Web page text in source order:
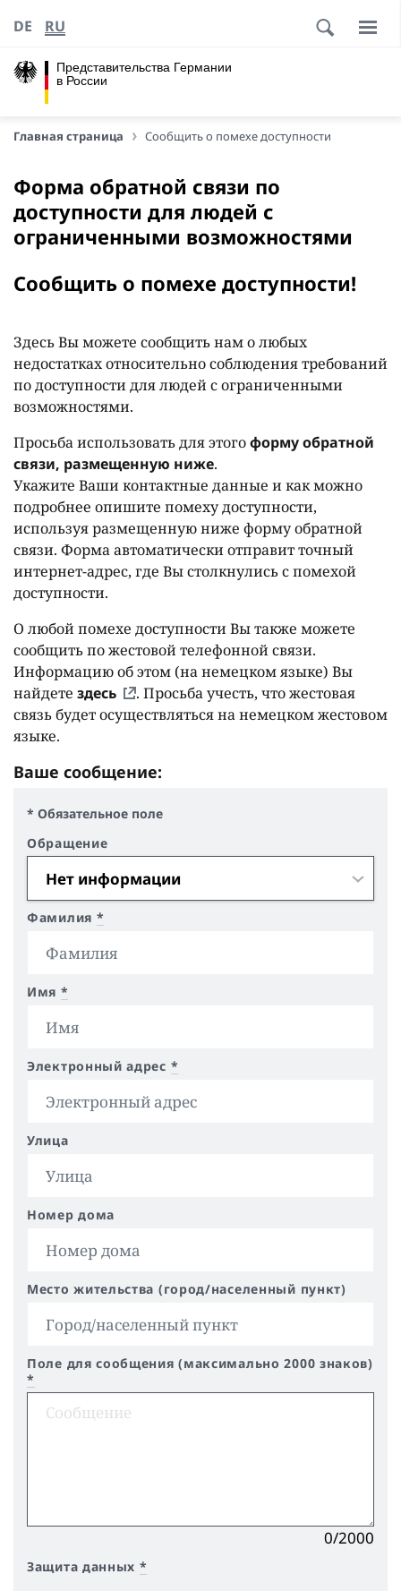
Представительства Германии
в России
DE RU
Главная страница Сообщить о помехе доступности
Форма обратной связи по
доступности для людей с
ограниченными возможностями
Сообщить о помехе доступности!
Здесь Вы можете сообщить нам о любых
недостатках относительно соблюдения требований
по доступности для людей с ограниченными
возможностями.
Просьба использовать для этогоформу обратной
связи, размещенную ниже.
Укажите Ваши контактные данные и как можно
подробнее опишите помеху доступности,
используя размещенную ниже форму обратной
связи. Форма автоматически отправит точный
интернет-адрес, где Вы столкнулись с помехой
доступности.
О любой помехе доступности Вы также можете
сообщить по жестовой телефонной связи.
Информацию об этом (на немецком языке) Вы
найдете здесь
. Просьба учесть, что жестовая
связь будет осуществляться на немецком жестовом
языке.
Ваше сообщение:
* Обязательное поле
Обращение
Фамилия *
Имя *
Электронный адрес *
Улица
Номер дома
Место жительства (город/населенный пункт)
Поле для сообщения (максимально 2000 знаков)
*
0/2000
Защита данных *